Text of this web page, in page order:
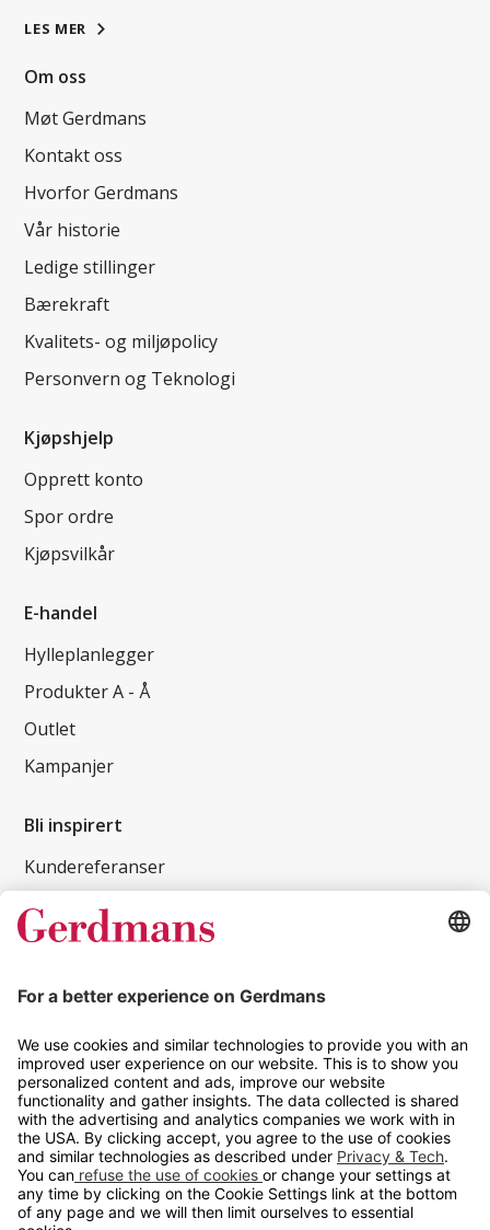
LES MER
Om oss
Møt Gerdmans
Kontakt oss
Hvorfor Gerdmans
Vår historie
Ledige stillinger
Bærekraft
Kvalitets- og miljøpolicy
Personvern og Teknologi
Kjøpshjelp
Opprett konto
Spor ordre
Kjøpsvilkår
E-handel
Hylleplanlegger
Produkter A - Å
Outlet
Kampanjer
Bli inspirert
Kundereferanser
Magasin
Tips og guider
Kontakt
info@gerdmans.no
67 80 56 20
Åpningstid
Hverdager 08:00-16:00